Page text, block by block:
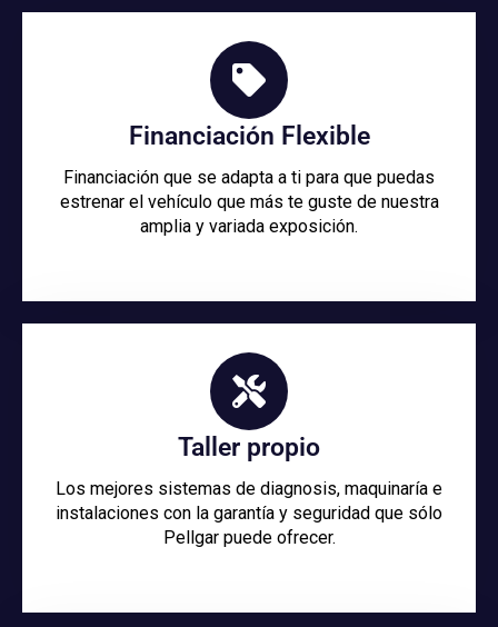
Financiación Flexible
Financiación que se adapta a ti para que puedas
estrenar el vehículo que más te guste de nuestra
amplia y variada exposición.
Taller propio
Los mejores sistemas de diagnosis, maquinaría e
instalaciones con la garantía y seguridad que sólo
Pellgar puede ofrecer.